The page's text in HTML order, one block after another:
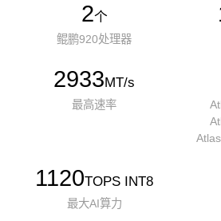
2个
鲲鹏920处理器
2933MT/s
最高速率
1120TOPS INT8
最大AI算力